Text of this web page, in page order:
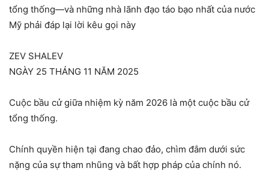
tổng thống—và những nhà lãnh đạo táo bạo nhất của nước
Mỹ phải đáp lại lời kêu gọi này
ZEV SHALEV
NGÀY 25 THÁNG 11 NĂM 2025
Cuộc bầu cử giữa nhiệm kỳ năm 2026 là một cuộc bầu cử
tổng thống.
Chính quyền hiện tại đang chao đảo, chìm đắm dưới sức
nặng của sự tham nhũng và bất hợp pháp của chính nó.